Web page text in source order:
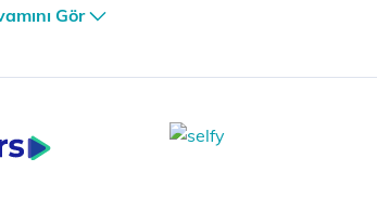
Güvenlik Merkezi
Veri Merkezi
Gör